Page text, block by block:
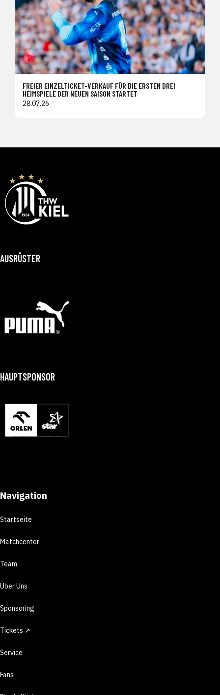
FREIER EINZELTICKET-VERKAUF FÜR DIE ERSTEN DREI
HEIMSPIELE DER NEUEN SAISON STARTET
28.07.26
AUSRÜSTER
HAUPTSPONSOR
Navigation
Startseite
Matchcenter
Team
Über Uns
Sponsoring
Tickets ↗
Service
Fans